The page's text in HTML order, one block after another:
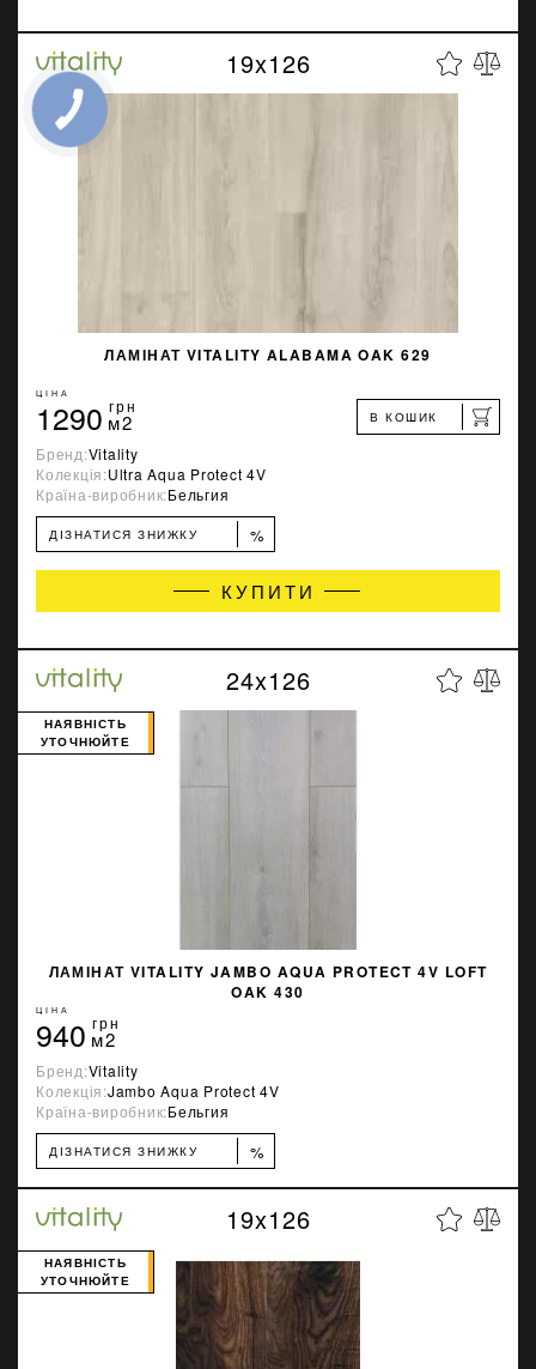
19x126
ЛАМІНАТ VITALITY ALABAMA OAK 629
ЦІНА
1290 грн
м2 В КОШИК
Бренд:Vitality
Колекція:Ultra Aqua Protect 4V
Країна-виробник:Бельгия
ДІЗНАТИСЯ ЗНИЖКУ %
КУПИТИ
24x126
ЛАМІНАТ VITALITY JAMBO AQUA PROTECT 4V LOFT
OAK 430
НАЯВНІСТЬ
УТОЧНЮЙТЕ
ЦІНА
940 грн
м2
Бренд:Vitality
Колекція:Jambo Aqua Protect 4V
Країна-виробник:Бельгия
ДІЗНАТИСЯ ЗНИЖКУ %
19x126
НАЯВНІСТЬ
УТОЧНЮЙТЕ